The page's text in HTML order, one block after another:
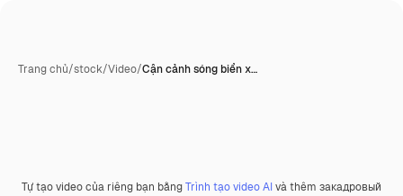
Trang chủ/stock/Video/Cận cảnh sóng biển x…
Tự tạo video của riêng bạn bằngTrình tạo video AIvà thêm закадровый